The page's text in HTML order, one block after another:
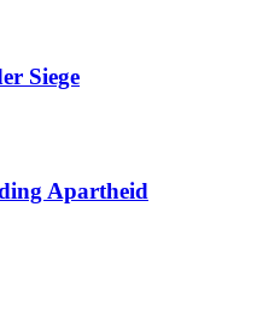
Siege
Apartheid